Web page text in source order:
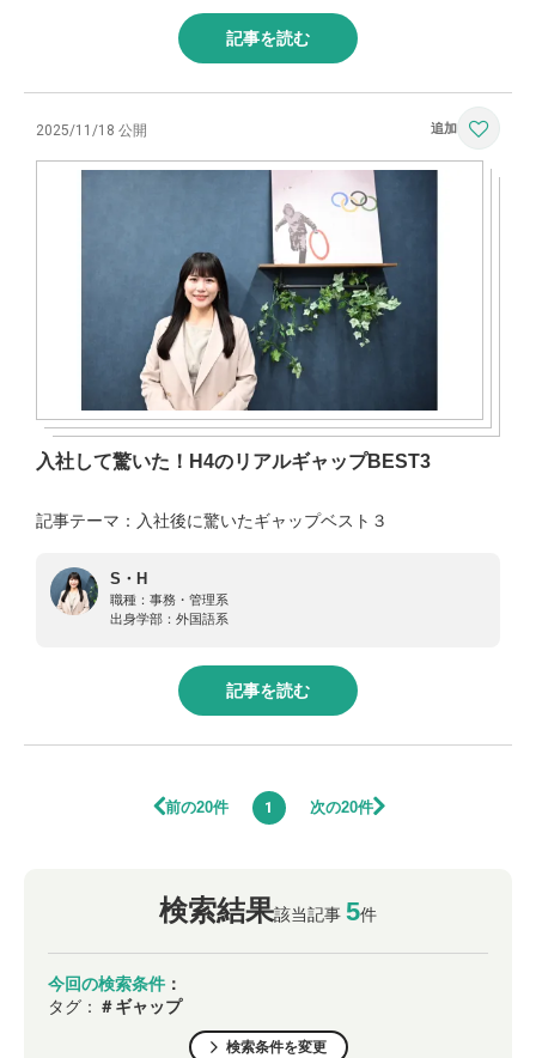
記事を読む
2025/11/18 公開
入社して驚いた！H4のリアルギャップBEST3
記事テーマ：入社後に驚いたギャップベスト３
S・H
職種： 事務・管理系
出身学部： 外国語系
記事を読む
前の20件 1 次の20件
検索結果該当記事 5件
今回の検索条件 ：
タグ： ＃ギャップ
検索条件を変更